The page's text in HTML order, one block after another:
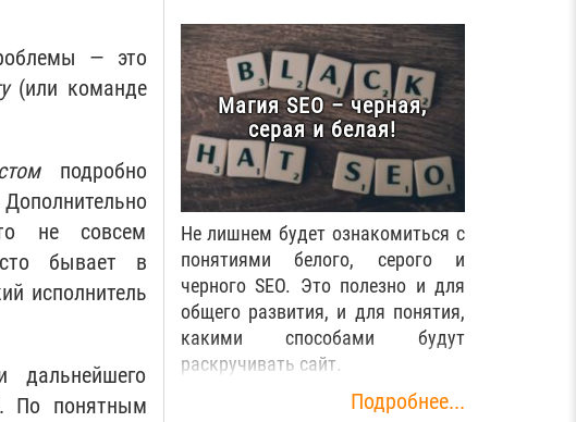
— это
(или команде
подробно
не совсем
бывает в
исполнитель
дальнейшего
По понятным
Магия SEO – черная,
серая и белая!
Не лишнем будет ознакомиться с
понятиями белого, серого и
черного SEO. Это полезно и для
общего развития, и для понятия,
какими способами будут
раскручивать сайт.
Подробнее...